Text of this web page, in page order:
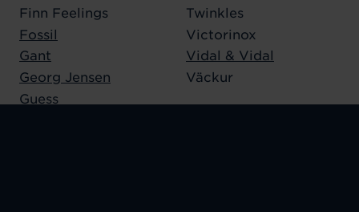
Finn Feelings
Fossil
Gant
Georg Jensen
Guess
Twinkles
Victorinox
Vidal & Vidal
Väckur